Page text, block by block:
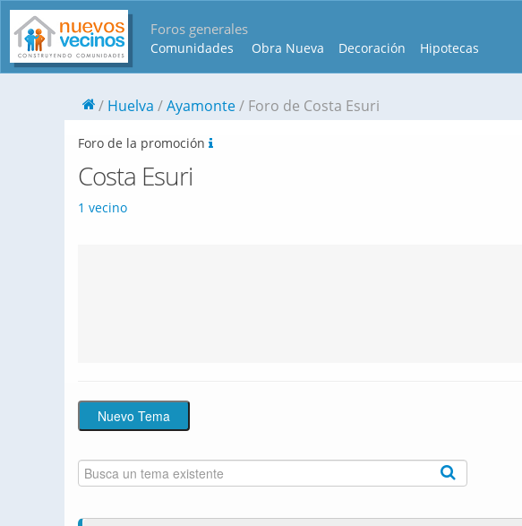
Foros generales
Comunidades Obra Nueva Decoración Hipotecas
Huelva Ayamonte Foro de Costa Esuri
Foro de la promoción
Costa Esuri
1 vecino